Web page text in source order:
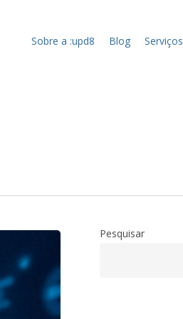
Sobre a :upd8 Blog Serviços
Pesquisar